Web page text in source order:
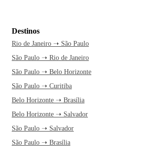
Destinos
Rio de Janeiro ➝ São Paulo
São Paulo ➝ Rio de Janeiro
São Paulo ➝ Belo Horizonte
São Paulo ➝ Curitiba
Belo Horizonte ➝ Brasília
Belo Horizonte ➝ Salvador
São Paulo ➝ Salvador
São Paulo ➝ Brasília